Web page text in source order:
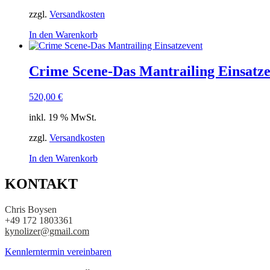
zzgl. Versandkosten
In den Warenkorb
Crime Scene-Das Mantrailing
520,00 €
inkl. 19 % MwSt.
zzgl. Versandkosten
In den Warenkorb
KONTAKT
Chris Boysen
+49 172 1803361
kynolizer@gmail.com
Kennlerntermin vereinbaren